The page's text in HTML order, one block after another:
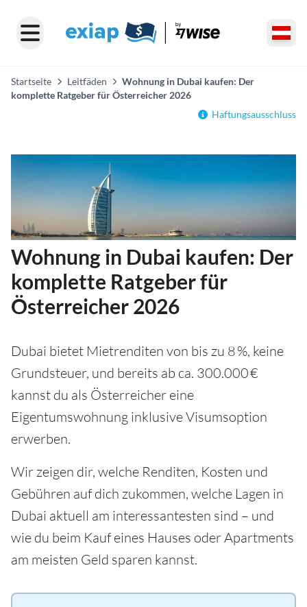
Startseite Leitfäden
Wohnung in Dubai kaufen: Der
komplette Ratgeber für Österreicher 2026
Haftungsausschluss
Wohnung in Dubai kaufen: Der
komplette Ratgeber für
Österreicher 2026
Dubai bietet Mietrenditen von bis zu 8 %, keine
Grundsteuer, und bereits ab ca. 300.000 €
kannst du als Österreicher eine
Eigentumswohnung inklusive Visumsoption
erwerben.
Wir zeigen dir, welche Renditen, Kosten und
Gebühren auf dich zukommen, welche Lagen in
Dubai aktuell am interessantesten sind – und
wie du beim Kauf eines Hauses oder Apartments
am meisten Geld sparen kannst.